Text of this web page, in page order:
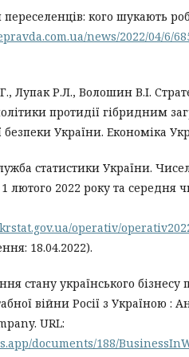
переселенців: кого шукають
news/2022/04/6/
Лупак Р.Л., Волошин В.І.
протидії гібридним
безпеки України. Економіка
статистики України.
лютого 2022 року та середня
operativ/
18.04.2022).
стану українського бізнесу
війни Росії з Україною :
URL:
documents/188/